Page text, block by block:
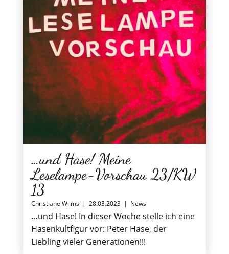
…und Hase! Meine
Leselampe-Vorschau 23/KW
13
Christiane Wilms | 28.03.2023 | News
…und Hase! In dieser Woche stelle ich eine
Hasenkultfigur vor: Peter Hase, der
Liebling vieler Generationen!!!